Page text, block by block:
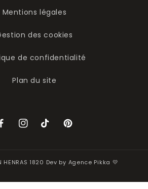
Mentions légales
des cookies
de confidentialité
Plan du site
FacebookInstagramTikTokPinterest
HENRAS 1820 Dev by Agence Pikka 💛